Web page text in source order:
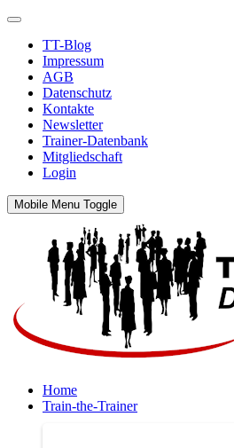
TT-Blog
Impressum
AGB
Datenschutz
Kontakte
Newsletter
Trainer-Datenbank
Mitgliedschaft
Login
Mobile Menu Toggle
Home
Train-the-Trainer